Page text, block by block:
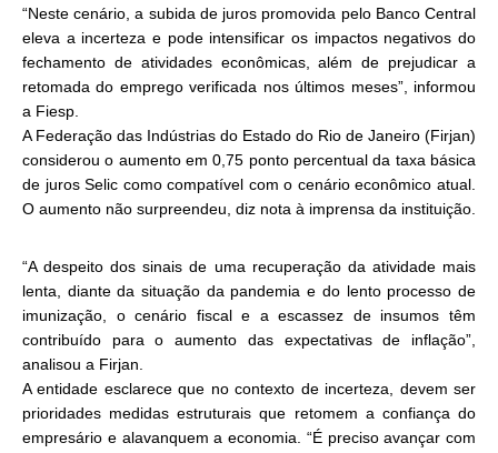
“Neste cenário, a subida de juros promovida pelo Banco Central
eleva a incerteza e pode intensificar os impactos negativos do
fechamento de atividades econômicas, além de prejudicar a
retomada do emprego verificada nos últimos meses”, informou
a Fiesp.
A Federação das Indústrias do Estado do Rio de Janeiro (Firjan)
considerou o aumento em 0,75 ponto percentual da taxa básica
de juros Selic como compatível com o cenário econômico atual.
O aumento não surpreendeu, diz nota à imprensa da instituição.
“A despeito dos sinais de uma recuperação da atividade mais
lenta, diante da situação da pandemia e do lento processo de
imunização, o cenário fiscal e a escassez de insumos têm
contribuído para o aumento das expectativas de inflação”,
analisou a Firjan.
A entidade esclarece que no contexto de incerteza, devem ser
prioridades medidas estruturais que retomem a confiança do
empresário e alavanquem a economia. “É preciso avançar com